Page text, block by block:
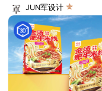
JUN军设计